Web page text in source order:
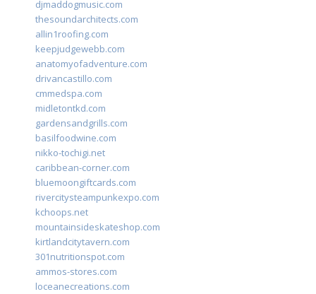
djmaddogmusic.com
thesoundarchitects.com
allin1roofing.com
keepjudgewebb.com
anatomyofadventure.com
drivancastillo.com
cmmedspa.com
midletontkd.com
gardensandgrills.com
basilfoodwine.com
nikko-tochigi.net
caribbean-corner.com
bluemoongiftcards.com
rivercitysteampunkexpo.com
kchoops.net
mountainsideskateshop.com
kirtlandcitytavern.com
301nutritionspot.com
ammos-stores.com
loceanecreations.com